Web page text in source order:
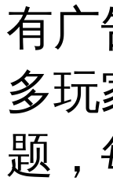
有广
多
题